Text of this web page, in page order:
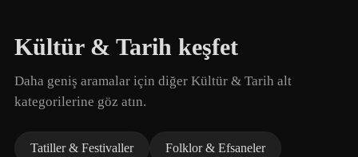
Kültür & Tarih keşfet
Daha geniş aramalar için diğer Kültür & Tarih alt
kategorilerine göz atın.
Tatiller & Festivaller Folklor & Efsaneler